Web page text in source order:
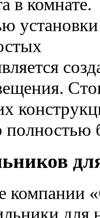
в комнате.
полностью
компании